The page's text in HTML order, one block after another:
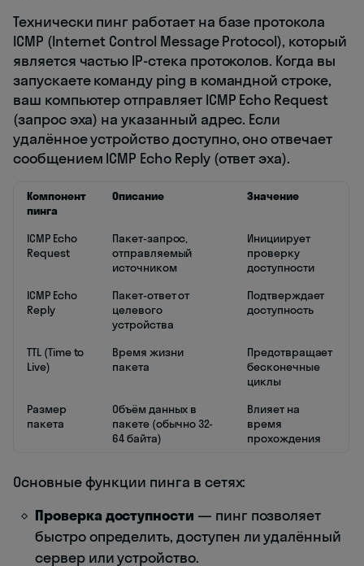
Технически пинг работает на базе протокола
ICMP (Internet Control Message Protocol), который
является частью IP-стека протоколов. Когда вы
запускаете команду ping в командной строке,
ваш компьютер отправляет ICMP Echo Request
(запрос эха) на указанный адрес. Если
удалённое устройство доступно, оно отвечает
сообщением ICMP Echo Reply (ответ эха).
Компонент
пинга
Описание Значение
ICMP Echo
Request
Пакет-запрос,
отправляемый
источником
Инициирует
проверку
доступности
ICMP Echo
Reply
Пакет-ответ от
целевого
устройства
Подтверждает
доступность
TTL (Time to
Live)
Время жизни
пакета
Предотвращает
бесконечные
циклы
Размер
пакета
Объём данных в
пакете (обычно 32-
64 байта)
Влияет на
время
прохождения
Основные функции пинга в сетях:
Проверка доступности — пинг позволяет
быстро определить, доступен ли удалённый
сервер или устройство.